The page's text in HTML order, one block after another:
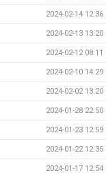
2024-02-14 12:36
2024-02-13 13:20
2024-02-12 08:11
2024-02-10 14:29
2024-02-02 13:20
2024-01-28 22:50
2024-01-23 12:59
2024-01-22 12:35
2024-01-17 12:54